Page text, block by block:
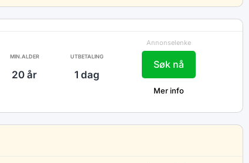
MIN.ALDER
20 år
UTBETALING
1 dag
Annonselenke
Søk nå
Mer info